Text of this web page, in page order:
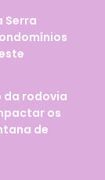
Serra
da rodovia
os
de